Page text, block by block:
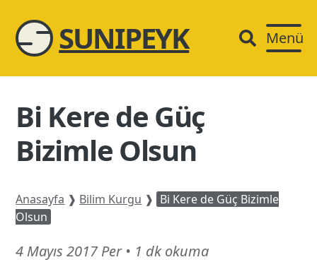
SUNIPEYK Menü
Bi Kere de Güç
Bizimle Olsun
Anasayfa ❱ Bilim Kurgu ❱ Bi Kere de Güç Bizimle
Olsun
4 Mayıs 2017 Per 16
• 1 dk okuma